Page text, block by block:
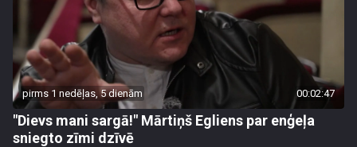
pirms 1 nedēļas, 5 dienām 00:02:47
"Dievs mani sargā!" Mārtiņš Egliens par enģeļa
sniegto zīmi dzīvē